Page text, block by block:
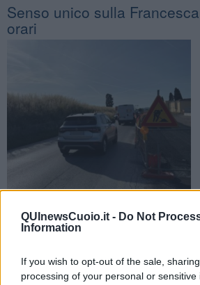
QUInewsCuoio.it - Do Not
Information
If you wish to opt-out of the sale,
processing of your personal or
Senso unico sulla
orari
Estesa la durata del senso unico